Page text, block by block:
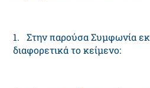
1. Στην παρούσα Συμφωνία
διαφορετικά το κείμενο: